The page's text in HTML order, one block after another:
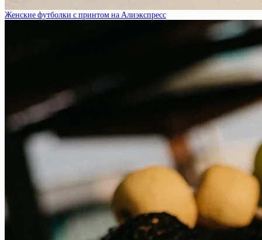
Женские футболки с принтом на Алиэкспресс